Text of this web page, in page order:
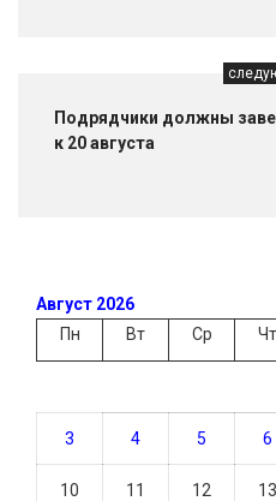
Подрядчики должны
к 20 августа
Август 2026
Пн
Вт Ср Чт
3 4 5 6
10 11 12 13